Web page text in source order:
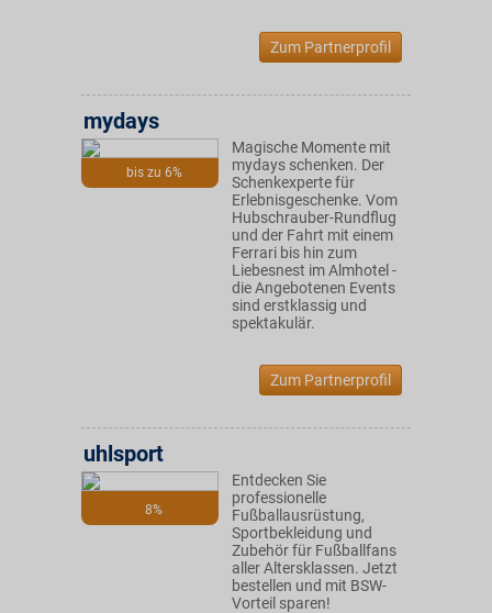
Zum Partnerprofil
bis zu 6%
mydays
Magische Momente mit
mydays schenken. Der
Schenkexperte für
Erlebnisgeschenke. Vom
Hubschrauber-Rundflug
und der Fahrt mit einem
Ferrari bis hin zum
Liebesnest im Almhotel -
die Angebotenen Events
sind erstklassig und
spektakulär.
Zum Partnerprofil
8%
uhlsport
Entdecken Sie
professionelle
Fußballausrüstung,
Sportbekleidung und
Zubehör für Fußballfans
aller Altersklassen. Jetzt
bestellen und mit BSW-
Vorteil sparen!